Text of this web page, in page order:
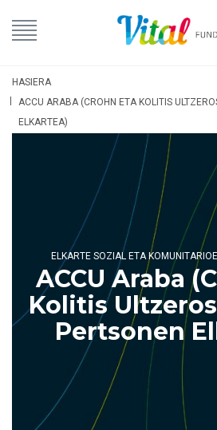
HASIERA
ACCU ARABA (CROHN ETA KOLITIS
ELKARTEA)
ACCU Araba
Kolitis
Pertsonen
ELKARTE SOZIAL ETA